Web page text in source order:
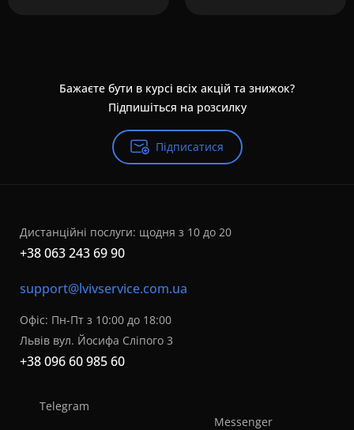
Бажаєте бути в курсі всіх акцій та знижок?
Підпишіться на розсилку
Підписатися
Дистанційні послуги: щодня з 10 до 20
+38 063 243 69 90
support@lvivservice.com.ua
Офіс: Пн-Пт з 10:00 до 18:00
Львів вул. Йосифа Сліпого 3
+38 096 60 985 60
Telegram
Messenger